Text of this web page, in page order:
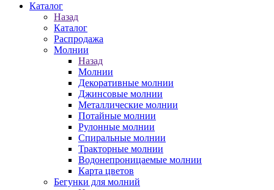
Каталог
Назад
Каталог
Распродажа
Молнии
Назад
Молнии
Декоративные молнии
Джинсовые молнии
Металлические молнии
Потайные молнии
Рулонные молнии
Спиральные молнии
Тракторные молнии
Водонепроницаемые молнии
Карта цветов
Бегунки для молний